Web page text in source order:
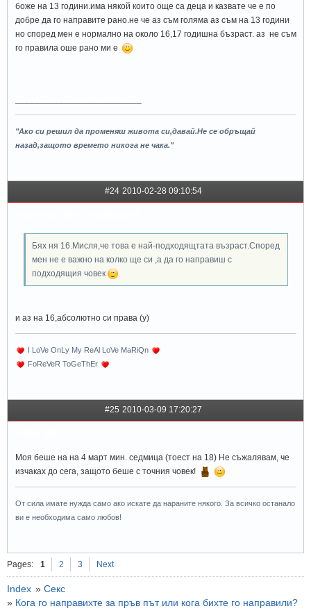
боже на 13 години.има някой които още са деца и казвате че е по
добре да го направите рано.не че аз съм голяма аз съм на 13 години
но според мен е нормално на около 16,17 годишна бъзраст. аз не съм
го правила оше рано ми е
"Ако си решил да променяш живота си,давай.Не се обръщай
назад,защото времето никога не чака."
#24 2010-02-28 09:10:54
Бях ня 16.Мисля,че това е най-подходящтата възраст.Според
мен не е важно на колко ще си ,а да го направиш с
подходящия човек
и аз на 16,абсолютно си права (y)
I LoVe OnLy My ReAl LoVe MaRiQn
FoReVeR ToGeThEr
#25 2010-03-09 17:20:27
Моя беше на на 4 март мин. седмица (тоест на 18) Не съжалявам, че
изчаках до сега, защото беше с точния човек!
От сила имате нужда само ако искате да нараните някого. За всичко останало
ви е необходима само любов!
Pages: 1 2 3 Next
Index » Секс
» Кога го направихте за пръв път или кога бихте го направили?